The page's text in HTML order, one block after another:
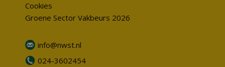
Cookies
Groene Sector Vakbeurs 2026
info@nwst.nl
024-3602454